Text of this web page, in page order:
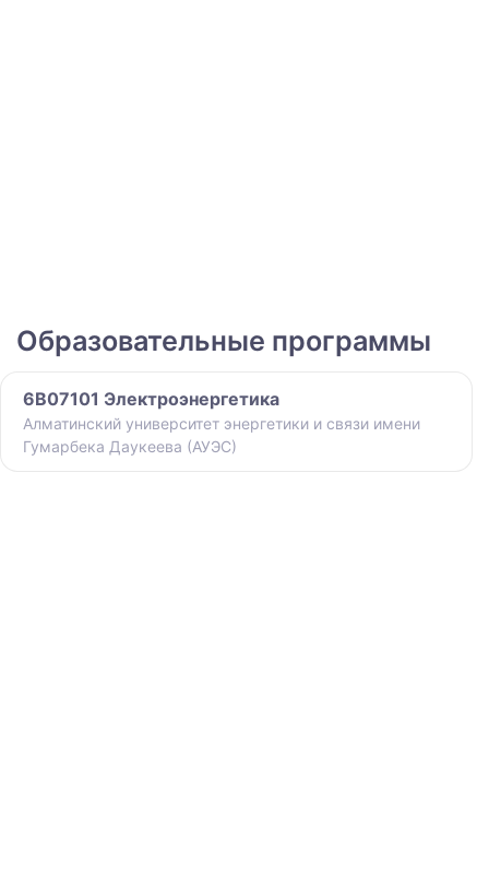
Образовательные программы
6B07101 Электроэнергетика
Алматинский университет энергетики и связи имени
Гумарбека Даукеева (АУЭС)